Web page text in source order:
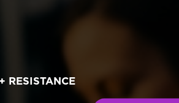
RESISTANCE